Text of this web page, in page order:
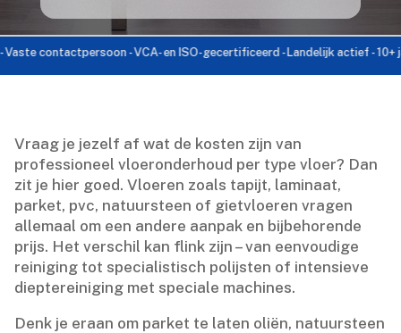
- VCA- en ISO-gecertificeerd - Landelijk actief - 10+ jaar
Vraag je jezelf af wat de kosten zijn van
professioneel vloeronderhoud per type vloer? Dan
zit je hier goed.​ Vloeren zoals tapijt, laminaat,
parket, pvc, natuursteen of gietvloeren vragen
allemaal om een andere aanpak en bijbehorende
prijs.​ Het verschil kan flink zijn – van eenvoudige
reiniging tot specialistisch polijsten of intensieve
dieptereiniging met speciale machines.​
Denk je eraan om parket te laten oliën, natuursteen